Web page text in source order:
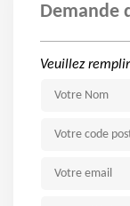
Demande
Veuillez